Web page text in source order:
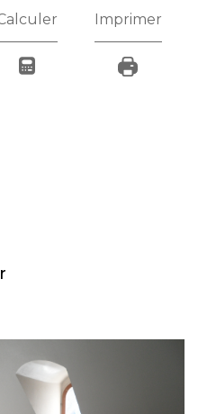
Imprimer